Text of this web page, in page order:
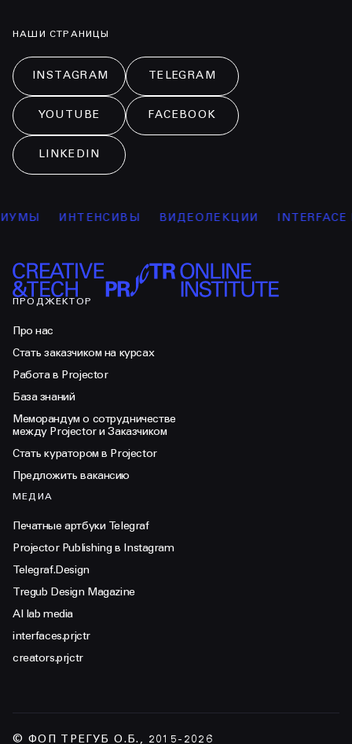
НАШИ СТРАНИЦЫ
INSTAGRAM TELEGRAM
YOUTUBE FACEBOOK
LINKEDIN
ИНТЕНСИВЫ ВИДЕОЛЕКЦИИ INTERFACE
ПРОДЖЕКТОР
Про нас
Стать заказчиком на курсах
Работа в Projector
База знаний
Меморандум о сотрудничестве
между Projector и Заказчиком
Стать куратором в Projector
Предложить вакансию
МЕДИА
Печатные артбуки Telegraf
Projector Publishing в Instagram
Telegraf.Design
Tregub Design Magazine
AI lab media
interfaces.prjctr
creators.prjctr
© ФОП ТРЕГУБ О.Б., 2015-2026